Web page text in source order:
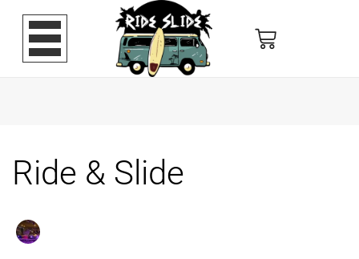
Ride & Slide
por: